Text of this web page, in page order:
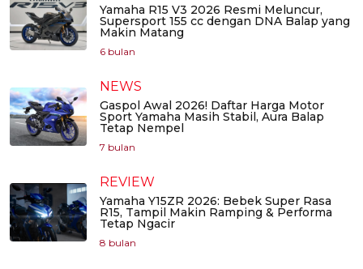
Yamaha R15 V3 2026 Resmi Meluncur,
Supersport 155 cc dengan DNA Balap yang
Makin Matang
6 bulan
NEWS
Gaspol Awal 2026! Daftar Harga Motor
Sport Yamaha Masih Stabil, Aura Balap
Tetap Nempel
7 bulan
REVIEW
Yamaha Y15ZR 2026: Bebek Super Rasa
R15, Tampil Makin Ramping & Performa
Tetap Ngacir
8 bulan